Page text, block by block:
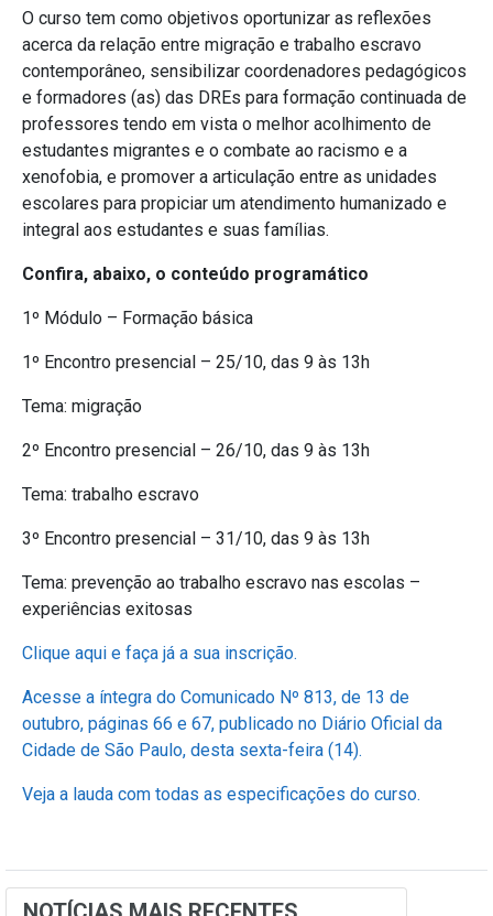
O curso tem como objetivos oportunizar as reflexões
acerca da relação entre migração e trabalho escravo
contemporâneo, sensibilizar coordenadores pedagógicos
e formadores (as) das DREs para formação continuada de
professores tendo em vista o melhor acolhimento de
estudantes migrantes e o combate ao racismo e a
xenofobia, e promover a articulação entre as unidades
escolares para propiciar um atendimento humanizado e
integral aos estudantes e suas famílias.
Confira, abaixo, o conteúdo programático
1º Módulo – Formação básica
1º Encontro presencial – 25/10, das 9 às 13h
Tema: migração
2º Encontro presencial – 26/10, das 9 às 13h
Tema: trabalho escravo
3º Encontro presencial – 31/10, das 9 às 13h
Tema: prevenção ao trabalho escravo nas escolas –
experiências exitosas
Clique aqui e faça já a sua inscrição.
Acesse a íntegra do Comunicado Nº 813, de 13 de
outubro, páginas 66 e 67, publicado no Diário Oficial da
Cidade de São Paulo, desta sexta-feira (14).
Veja a lauda com todas as especificações do curso.